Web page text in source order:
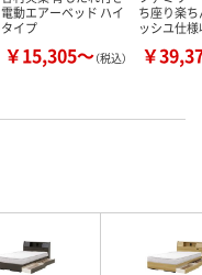
電動エアーベッド ハイ
タイプ
￥15,305～（税込）
ち座り楽
ッシユ仕
￥